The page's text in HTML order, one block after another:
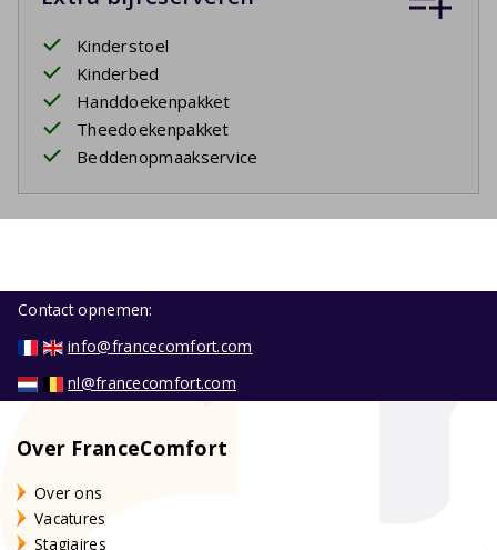
Kinderstoel
Kinderbed
Handdoekenpakket
Theedoekenpakket
Beddenopmaakservice
Contact opnemen:
info@francecomfort.com
nl@francecomfort.com
Over FranceComfort
Over ons
Vacatures
Stagiaires